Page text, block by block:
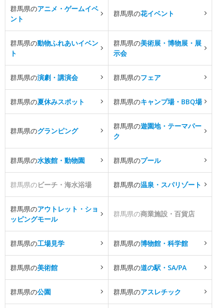
群馬県のアニメ・ゲームイベ
ント
群馬県の花イベント
群馬県の動物ふれあいイベン
ト
群馬県の美術展・博物展・展
示会
群馬県の演劇・講演会 群馬県のフェア
群馬県の夏休みスポット 群馬県のキャンプ場・BBQ場
群馬県のグランピング
群馬県の遊園地・テーマパー
ク
群馬県の水族館・動物園 群馬県のプール
群馬県のビーチ・海水浴場 群馬県の温泉・スパリゾート
群馬県のアウトレット・ショ
ッピングモール
群馬県の商業施設・百貨店
群馬県の工場見学 群馬県の博物館・科学館
群馬県の美術館 群馬県の道の駅・SA/PA
群馬県の公園 群馬県のアスレチック